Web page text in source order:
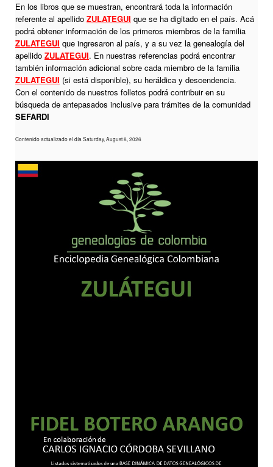
En los libros que se muestran, encontrará toda la información
referente al apellido ZULATEGUI que se ha digitado en el país. Acá
podrá obtener información de los primeros miembros de la familia
ZULATEGUI que ingresaron al país, y a su vez la genealogía del
apellido ZULATEGUI. En nuestras referencias podrá encontrar
también información adicional sobre cada miembro de la familia
ZULATEGUI (si está disponible), su heráldica y descendencia.
Con el contenido de nuestros folletos podrá contribuir en su
búsqueda de antepasados inclusive para trámites de la comunidad
SEFARDI
Contenido actualizado el día Saturday, August 8, 2026